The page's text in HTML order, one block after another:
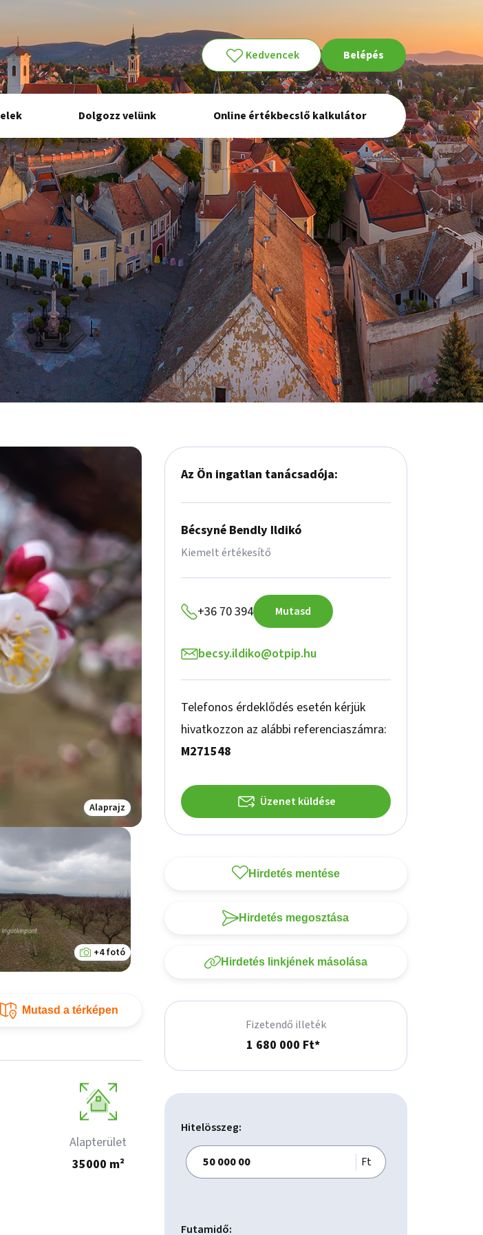
Kedvencek Belépés
Dolgozz velünk Online értékbecslő kalkulátor
Alaprajz
+4 fotó
Mutasd a térképen
Alapterület
35000 m²
Az Ön ingatlan tanácsadója:
Bécsyné Bendly Ildikó
Kiemelt értékesítő
+36 70 394 Mutasd
becsy.ildiko@otpip.hu
Telefonos érdeklődés esetén kérjük
hivatkozzon az alábbi referenciaszámra:
M271548
Üzenet küldése
Hirdetés mentése
Hirdetés megosztása
Hirdetés linkjének másolása
Fizetendő illeték
1 680 000 Ft*
Hitelösszeg:
Ft
Futamidő: